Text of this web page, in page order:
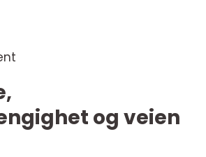
og veien